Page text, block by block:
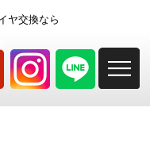
ヤ交換なら